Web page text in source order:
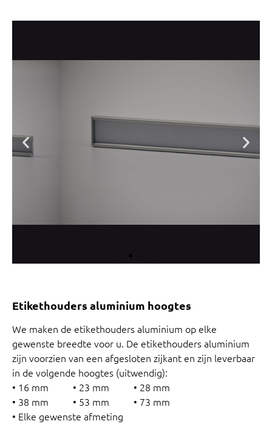
Etikethouders aluminium hoogtes
We maken de etikethouders aluminium op elke
gewenste breedte voor u. De etikethouders aluminium
zijn voorzien van een afgesloten zijkant en zijn leverbaar
in de volgende hoogtes (uitwendig):
• 16 mm • 23 mm • 28 mm
• 38 mm • 53 mm • 73 mm
• Elke gewenste afmeting